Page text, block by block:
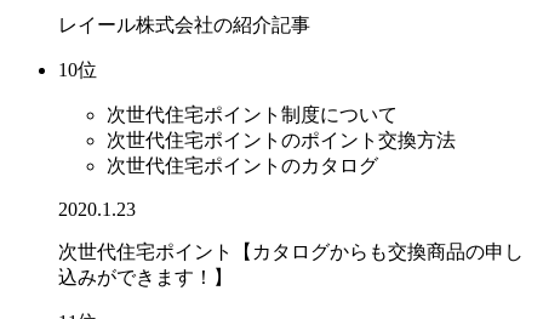
レイール株式会社の紹介記事
10位
次世代住宅ポイント制度について
次世代住宅ポイントのポイント交換方法
次世代住宅ポイントのカタログ
2020.1.23
次世代住宅ポイント【カタログからも交換商品の申し
込みができます！】